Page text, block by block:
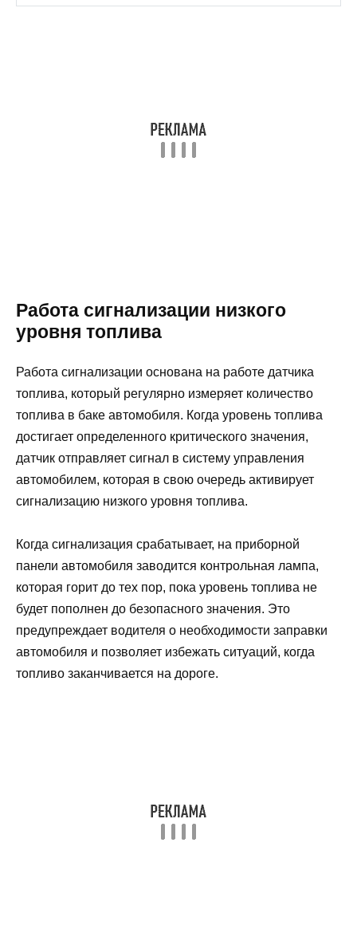
Работа сигнализации низкого
уровня топлива
Работа сигнализации основана на работе датчика
топлива, который регулярно измеряет количество
топлива в баке автомобиля. Когда уровень топлива
достигает определенного критического значения,
датчик отправляет сигнал в систему управления
автомобилем, которая в свою очередь активирует
сигнализацию низкого уровня топлива.
Когда сигнализация срабатывает, на приборной
панели автомобиля заводится контрольная лампа,
которая горит до тех пор, пока уровень топлива не
будет пополнен до безопасного значения. Это
предупреждает водителя о необходимости заправки
автомобиля и позволяет избежать ситуаций, когда
топливо заканчивается на дороге.